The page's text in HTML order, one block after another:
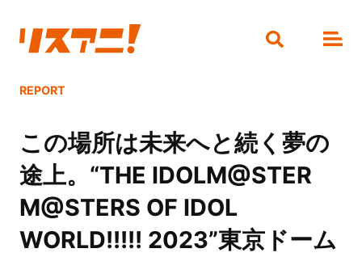
REPORT
この場所は未来へと続く夢の
途上。“THE IDOLM@STER
M@STERS OF IDOL
WORLD!!!!! 2023”東京ドーム